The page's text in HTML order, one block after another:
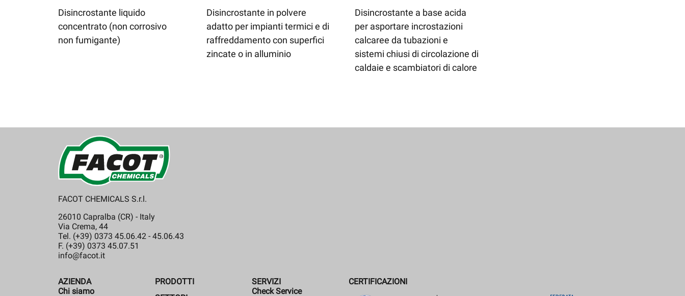
Disincrostante liquido
concentrato (non corrosivo
non fumigante)
Disincrostante in polvere
adatto per impianti termici e di
raffreddamento con superfici
zincate o in alluminio
Disincrostante a base acida
per asportare incrostazioni
calcaree da tubazioni e
sistemi chiusi di circolazione di
caldaie e scambiatori di calore
FACOT CHEMICALS S.r.l.
26010 Capralba (CR) - Italy
Via Crema, 44
Tel. (+39) 0373 45.06.42 - 45.06.43
F. (+39) 0373 45.07.51
info@facot.it
AZIENDA
Chi siamo
PRODOTTI
SERVIZI
Check Service
CERTIFICAZIONI